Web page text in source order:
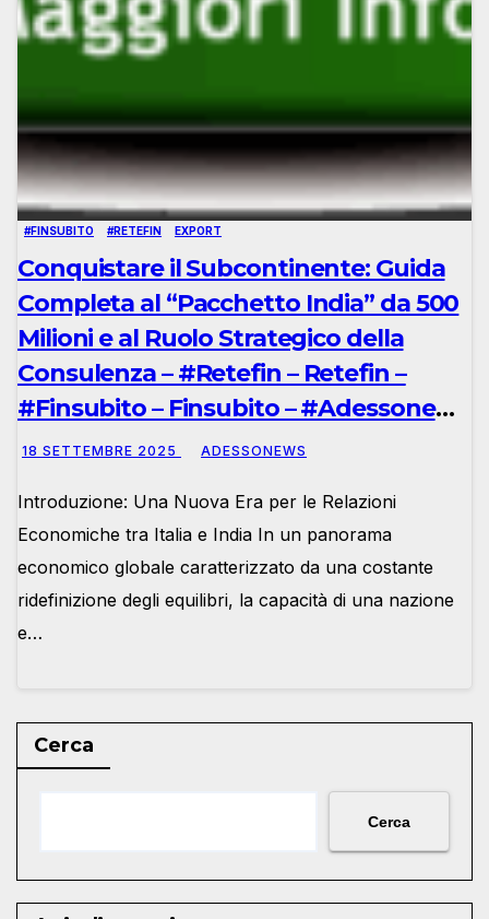
#FINSUBITO #RETEFIN EXPORT
Conquistare il Subcontinente: Guida
Completa al “Pacchetto India” da 500
Milioni e al Ruolo Strategico della
Consulenza – #Retefin – Retefin –
#Finsubito – Finsubito – #Adessonews
– #Adessonews – #Finsubito –
18 SETTEMBRE 2025 ADESSONEWS
Introduzione: Una Nuova Era per le Relazioni
Economiche tra Italia e India In un panorama
economico globale caratterizzato da una costante
ridefinizione degli equilibri, la capacità di una nazione
e…
Cerca
Cerca